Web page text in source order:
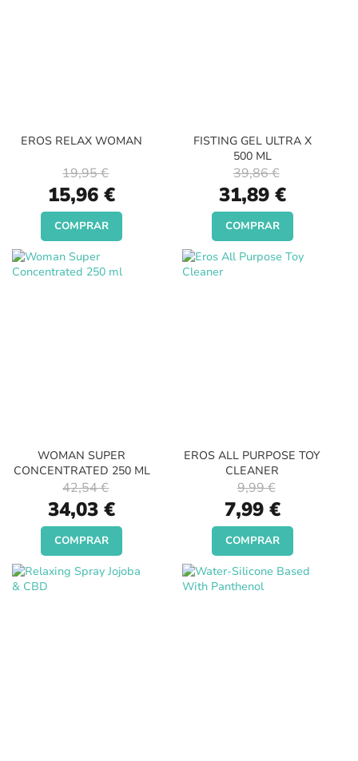
EROS RELAX WOMAN
Special
Price
15,96 €
19,95 €
COMPRAR
FISTING GEL ULTRA X
500 ML
Special
Price
31,89 €
39,86 €
COMPRAR
WOMAN SUPER
CONCENTRATED 250 ML
Special
Price
34,03 €
42,54 €
COMPRAR
EROS ALL PURPOSE TOY
CLEANER
Special
Price
7,99 €
9,99 €
COMPRAR